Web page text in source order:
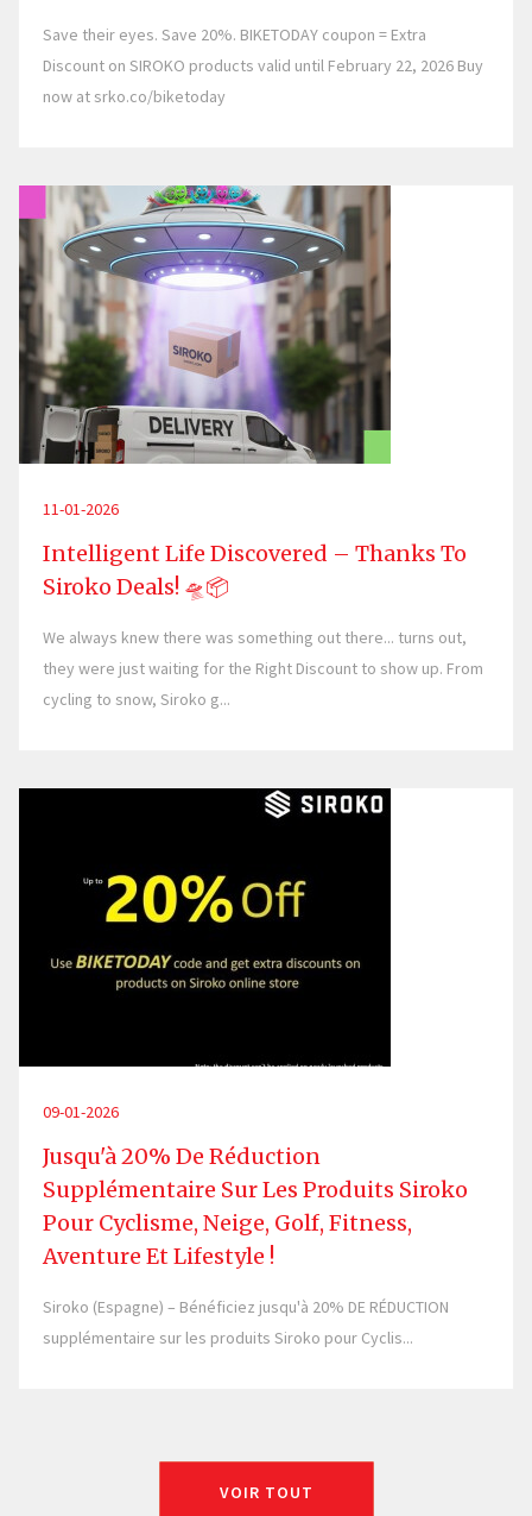
Save their eyes. Save 20%. BIKETODAY coupon = Extra
Discount on SIROKO products valid until February 22, 2026 Buy
now at srko.co/biketoday
11-01-2026
Intelligent Life Discovered – Thanks To
Siroko Deals! 🛸📦
We always knew there was something out there... turns out,
they were just waiting for the Right Discount to show up. From
cycling to snow, Siroko g...
09-01-2026
Jusqu'à 20% De Réduction
Supplémentaire Sur Les Produits Siroko
Pour Cyclisme, Neige, Golf, Fitness,
Aventure Et Lifestyle !
Siroko (Espagne) – Bénéficiez jusqu'à 20% DE RÉDUCTION
supplémentaire sur les produits Siroko pour Cyclis...
VOIR TOUT